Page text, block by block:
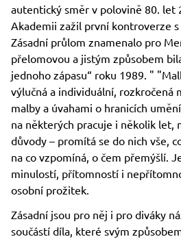
autentický směr v polovině 80. let
Akademii zažil první kontroverze
Zásadní průlom znamenalo pro
přelomovou a jistým způsobem
jednoho zápasu“ roku 1989. "
výlučná a individuální, rozkročená
malby a úvahami o hranicích
na některých pracuje i několik let,
důvody – promítá se do nich vše,
na co vzpomíná, o čem přemýšlí.
minulostí, přítomností i
osobní prožitek.
Zásadní jsou pro něj i pro diváky
součástí díla, které svým